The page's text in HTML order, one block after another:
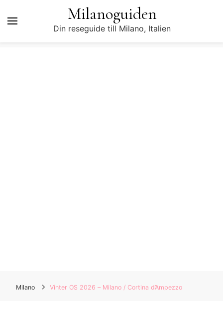
Milanoguiden
Din reseguide till Milano, Italien
Milano Vinter OS 2026 – Milano / Cortina d’Ampezzo